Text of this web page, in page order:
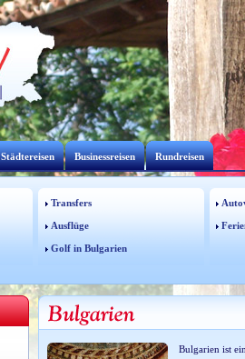
Städtereisen Businessreisen Rundreisen
Transfers
Ausflüge
Golf in Bulgarien
Bulgarien ist